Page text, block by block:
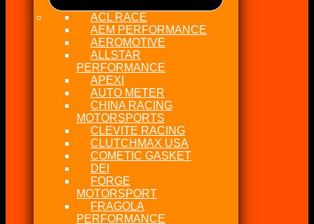
ACL RACE
AEM PERFORMANCE
AEROMOTIVE
ALLSTAR
PERFORMANCE
APEXI
AUTO METER
CHINA RACING
MOTORSPORTS
CLEVITE RACING
CLUTCHMAX USA
COMETIC GASKET
DEI
FORGE
MOTORSPORT
FRAGOLA
PERFORMANCE